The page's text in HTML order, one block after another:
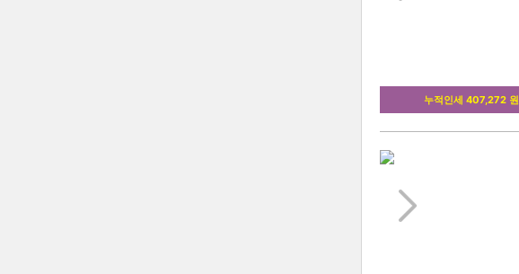
누적인세 407,272 원